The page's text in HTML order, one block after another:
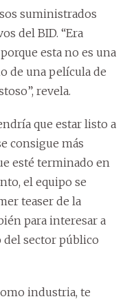
suministrados
del BID. “Era
esta no es una
de una película de
revela.
que estar listo a
consigue más
esté terminado en
el equipo se
teaser de la
para interesar a
sector público
industria, te